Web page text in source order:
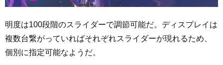
明度は100段階のスライダーで調節可能だ。ディスプレイは
複数台繋がっていればそれぞれスライダーが現れるため、
個別に指定可能なようだ。